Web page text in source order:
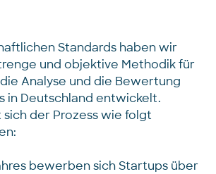
Standards haben wir
und objektive Methodik für
Analyse und die Bewertung
in Deutschland entwickelt.
sich der Prozess wie folgt
bewerben sich Startups über